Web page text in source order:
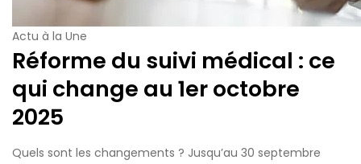
Actu à la Une
Réforme du suivi médical : ce
qui change au 1er octobre
2025
Quels sont les changements ? Jusqu’au 30 septembre